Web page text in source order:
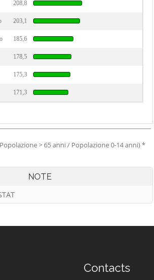
208,8
203,1
185,6
178,5
175,3
171,3
> 65 anni / Popolazione 0-14 anni) *
NOTE
Contacts